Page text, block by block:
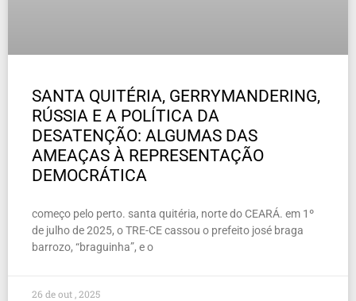
SANTA QUITÉRIA, GERRYMANDERING,
RÚSSIA E A POLÍTICA DA
DESATENÇÃO: ALGUMAS DAS
AMEAÇAS À REPRESENTAÇÃO
DEMOCRÁTICA
começo pelo perto. santa quitéria, norte do CEARÁ. em 1º
de julho de 2025, o TRE-CE cassou o prefeito josé braga
barrozo, “braguinha”, e o
26 de out , 2025